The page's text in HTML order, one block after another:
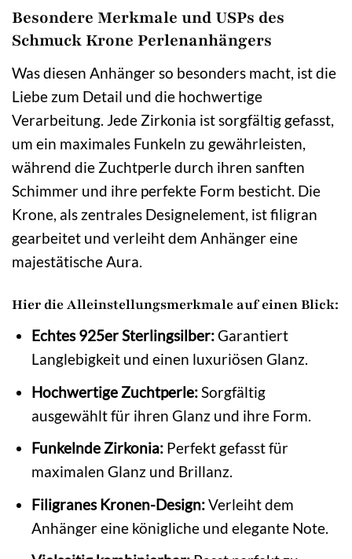
Besondere Merkmale und USPs des
Schmuck Krone Perlenanhängers
Was diesen Anhänger so besonders macht, ist die
Liebe zum Detail und die hochwertige
Verarbeitung. Jede Zirkonia ist sorgfältig gefasst,
um ein maximales Funkeln zu gewährleisten,
während die Zuchtperle durch ihren sanften
Schimmer und ihre perfekte Form besticht. Die
Krone, als zentrales Designelement, ist filigran
gearbeitet und verleiht dem Anhänger eine
majestätische Aura.
Hier die Alleinstellungsmerkmale auf einen Blick:
Echtes 925er Sterlingsilber:Garantiert
Langlebigkeit und einen luxuriösen Glanz.
Hochwertige Zuchtperle:Sorgfältig
ausgewählt für ihren Glanz und ihre Form.
Funkelnde Zirkonia:Perfekt gefasst für
maximalen Glanz und Brillanz.
Filigranes Kronen-Design:Verleiht dem
Anhänger eine königliche und elegante Note.